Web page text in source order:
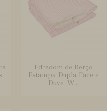
Edredom de Berço
Estampa Dupla Face e
Duvet W...